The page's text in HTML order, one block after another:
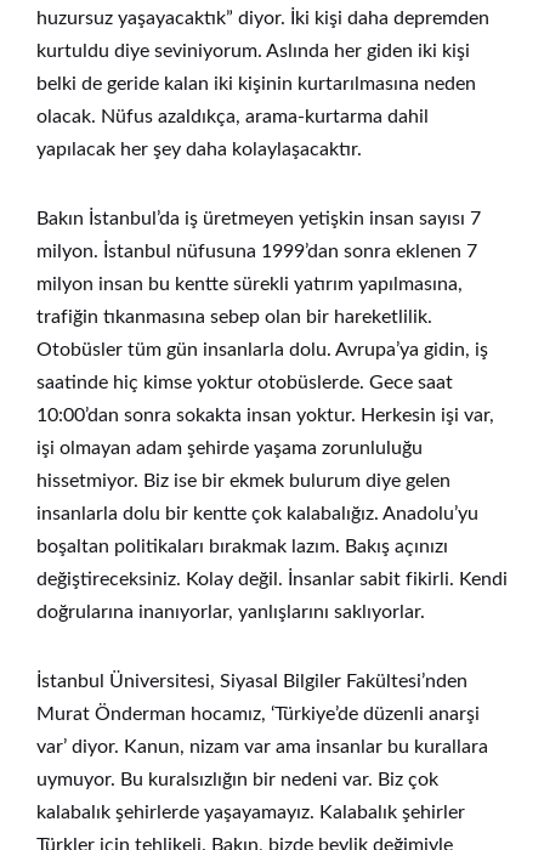
huzursuz yaşayacaktık” diyor. İki kişi daha depremden
kurtuldu diye seviniyorum. Aslında her giden iki kişi
belki de geride kalan iki kişinin kurtarılmasına neden
olacak. Nüfus azaldıkça, arama-kurtarma dahil
yapılacak her şey daha kolaylaşacaktır.
Bakın İstanbul’da iş üretmeyen yetişkin insan sayısı 7
milyon. İstanbul nüfusuna 1999’dan sonra eklenen 7
milyon insan bu kentte sürekli yatırım yapılmasına,
trafiğin tıkanmasına sebep olan bir hareketlilik.
Otobüsler tüm gün insanlarla dolu. Avrupa’ya gidin, iş
saatinde hiç kimse yoktur otobüslerde. Gece saat
10:00’dan sonra sokakta insan yoktur. Herkesin işi var,
işi olmayan adam şehirde yaşama zorunluluğu
hissetmiyor. Biz ise bir ekmek bulurum diye gelen
insanlarla dolu bir kentte çok kalabalığız. Anadolu’yu
boşaltan politikaları bırakmak lazım. Bakış açınızı
değiştireceksiniz. Kolay değil. İnsanlar sabit fikirli. Kendi
doğrularına inanıyorlar, yanlışlarını saklıyorlar.
İstanbul Üniversitesi, Siyasal Bilgiler Fakültesi’nden
Murat Önderman hocamız, ‘Türkiye’de düzenli anarşi
var’ diyor. Kanun, nizam var ama insanlar bu kurallara
uymuyor. Bu kuralsızlığın bir nedeni var. Biz çok
kalabalık şehirlerde yaşayamayız. Kalabalık şehirler
Türkler için tehlikeli. Bakın, bizde beylik değimiyle